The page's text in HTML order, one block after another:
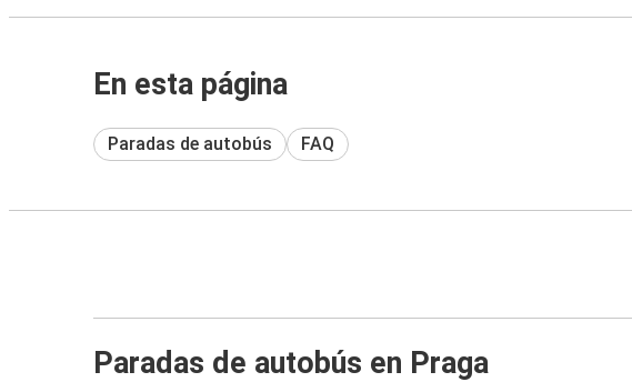
En esta página
Paradas de autobús FAQ
Paradas de autobús en Praga